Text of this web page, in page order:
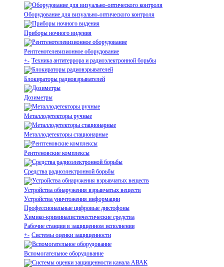
Оборудование для визуально-оптического контроля
Приборы ночного видения
Рентгенотелевизионное оборудование
+- Техника антитеррора и радиоэлектронной борьбы
Блокираторы радиовзрывателей
Дозиметры
Металлодетекторы ручные
Металлодетекторы стационарные
Рентгеновские комплексы
Средства радиоэлектронной борьбы
Устройства обнаружения взрывчатых веществ
Устройства уничтожения информации
Профессиональные цифровые диктофоны
Химико-криминалистичестические средства
Рабочие станции в защищенном исполнении
+- Системы оценки защищенности
Вспомогательное оборудование